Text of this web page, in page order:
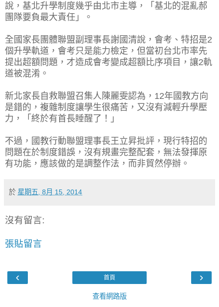
說，基北升學制度幾乎由北市主導，「基北的混亂郝
團隊要負最大責任」。
全國家長團體聯盟副理事長謝國清說，會考、特招是2
個升學軌道，會考只是能力檢定，但當初台北市率先
提出超額問題，才造成會考變成超額比序項目，讓2軌
道被混淆。
新北家長自救聯盟召集人陳麗雯認為，12年國教方向
是錯的，複雜制度讓學生很痛苦，又沒有減輕升學壓
力，「終於有首長睡醒了！」
不過，國教行動聯盟理事長王立昇批評，現行特招的
問題在於制度錯誤，沒有規畫完整配套，無法發揮原
有功能，應該做的是調整作法，而非貿然停辦。
於 星期五, 8月 15, 2014
沒有留言:
張貼留言
‹ ›
首頁
查看網路版